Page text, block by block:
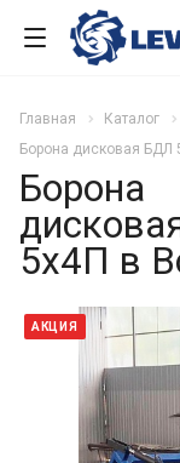
Главная Каталог
Борона дисковая БДЛ
Борона
5х4П в
АКЦИЯ